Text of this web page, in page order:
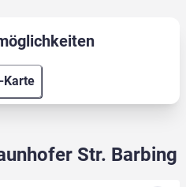
Karte
Str. Barbing